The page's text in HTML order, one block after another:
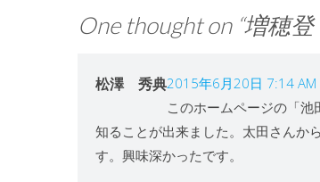
One thought on “増穂
松澤 秀典2015年6月20日 7:14 AM
このホームページの「
知ることが出来ました。太田さんか
す。興味深かったです。